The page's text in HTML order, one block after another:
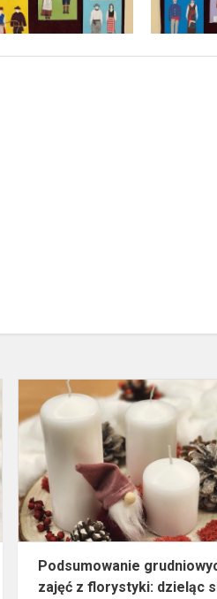
Floristikos
užsiėmimų
apžvalga
dalijantis
talentu
geru...
Podsumowanie
zajęć z florystyki: dzieląc